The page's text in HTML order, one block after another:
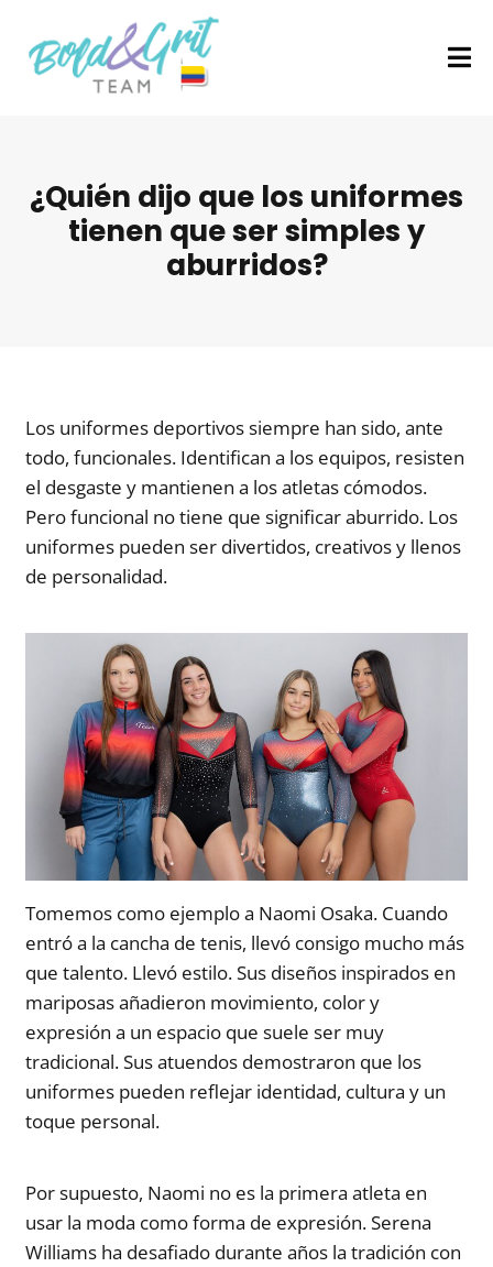
¿Quién dijo que los uniformes
tienen que ser simples y
aburridos?
Los uniformes deportivos siempre han sido, ante
todo, funcionales. Identifican a los equipos, resisten
el desgaste y mantienen a los atletas cómodos.
Pero funcional no tiene que significar aburrido. Los
uniformes pueden ser divertidos, creativos y llenos
de personalidad.
Tomemos como ejemplo a Naomi Osaka. Cuando
entró a la cancha de tenis, llevó consigo mucho más
que talento. Llevó estilo. Sus diseños inspirados en
mariposas añadieron movimiento, color y
expresión a un espacio que suele ser muy
tradicional. Sus atuendos demostraron que los
uniformes pueden reflejar identidad, cultura y un
toque personal.
Por supuesto, Naomi no es la primera atleta en
usar la moda como forma de expresión. Serena
Williams ha desafiado durante años la tradición con